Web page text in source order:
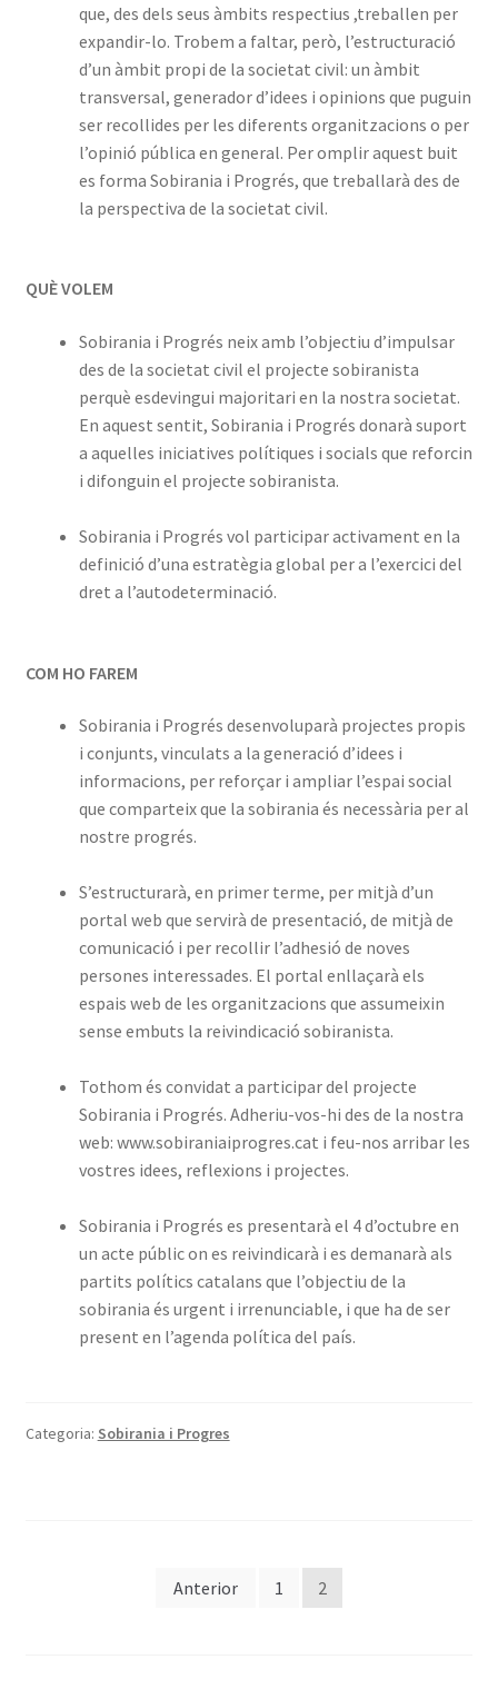
que, des dels seus àmbits respectius ,treballen per
expandir-lo. Trobem a faltar, però, l’estructuració
d’un àmbit propi de la societat civil: un àmbit
transversal, generador d’idees i opinions que puguin
ser recollides per les diferents organitzacions o per
l’opinió pública en general. Per omplir aquest buit
es forma Sobirania i Progrés, que treballarà des de
la perspectiva de la societat civil.
QUÈ VOLEM
Sobirania i Progrés neix amb l’objectiu d’impulsar
des de la societat civil el projecte sobiranista
perquè esdevingui majoritari en la nostra societat.
En aquest sentit, Sobirania i Progrés donarà suport
a aquelles iniciatives polítiques i socials que reforcin
i difonguin el projecte sobiranista.
Sobirania i Progrés vol participar activament en la
definició d’una estratègia global per a l’exercici del
dret a l’autodeterminació.
COM HO FAREM
Sobirania i Progrés desenvoluparà projectes propis
i conjunts, vinculats a la generació d’idees i
informacions, per reforçar i ampliar l’espai social
que comparteix que la sobirania és necessària per al
nostre progrés.
S’estructurarà, en primer terme, per mitjà d’un
portal web que servirà de presentació, de mitjà de
comunicació i per recollir l’adhesió de noves
persones interessades. El portal enllaçarà els
espais web de les organitzacions que assumeixin
sense embuts la reivindicació sobiranista.
Tothom és convidat a participar del projecte
Sobirania i Progrés. Adheriu-vos-hi des de la nostra
web: www.sobiraniaiprogres.cat i feu-nos arribar les
vostres idees, reflexions i projectes.
Sobirania i Progrés es presentarà el 4 d’octubre en
un acte públic on es reivindicarà i es demanarà als
partits polítics catalans que l’objectiu de la
sobirania és urgent i irrenunciable, i que ha de ser
present en l’agenda política del país.
Categoria: Sobirania i Progres
Anterior 1 2